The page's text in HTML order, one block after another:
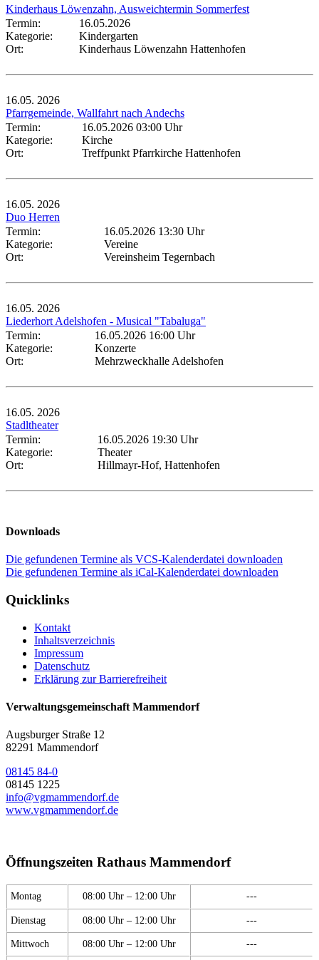
Kinderhaus Löwenzahn, Ausweichtermin Sommerfest
Termin:
16.05.2026
Kategorie:
Kindergarten
Ort:
Kinderhaus Löwenzahn Hattenhofen
16.05. 2026
Pfarrgemeinde, Wallfahrt nach Andechs
Termin:
16.05.2026 03:00 Uhr
Kategorie:
Kirche
Ort:
Treffpunkt Pfarrkirche Hattenhofen
16.05. 2026
Duo Herren
Termin:
16.05.2026 13:30 Uhr
Kategorie:
Vereine
Ort:
Vereinsheim Tegernbach
16.05. 2026
Liederhort Adelshofen - Musical "Tabaluga"
Termin:
16.05.2026 16:00 Uhr
Kategorie:
Konzerte
Ort:
Mehrzweckhalle Adelshofen
16.05. 2026
Stadltheater
Termin:
16.05.2026 19:30 Uhr
Kategorie:
Theater
Ort:
Hillmayr-Hof, Hattenhofen
Downloads
Die gefundenen Termine als VCS-Kalenderdatei downloaden
Die gefundenen Termine als iCal-Kalenderdatei downloaden
Quicklinks
Kontakt
Inhaltsverzeichnis
Impressum
Datenschutz
Erklärung zur Barrierefreiheit
Verwaltungsgemeinschaft Mammendorf
Augsburger Straße 12
82291 Mammendorf
08145 84-0
08145 1225
info@vgmammendorf.de
www.vgmammendorf.de
Öffnungszeiten Rathaus Mammendorf
Montag 08:00 Uhr – 12:00 Uhr ---
Dienstag 08:00 Uhr – 12:00 Uhr ---
Mittwoch 08:00 Uhr – 12:00 Uhr ---